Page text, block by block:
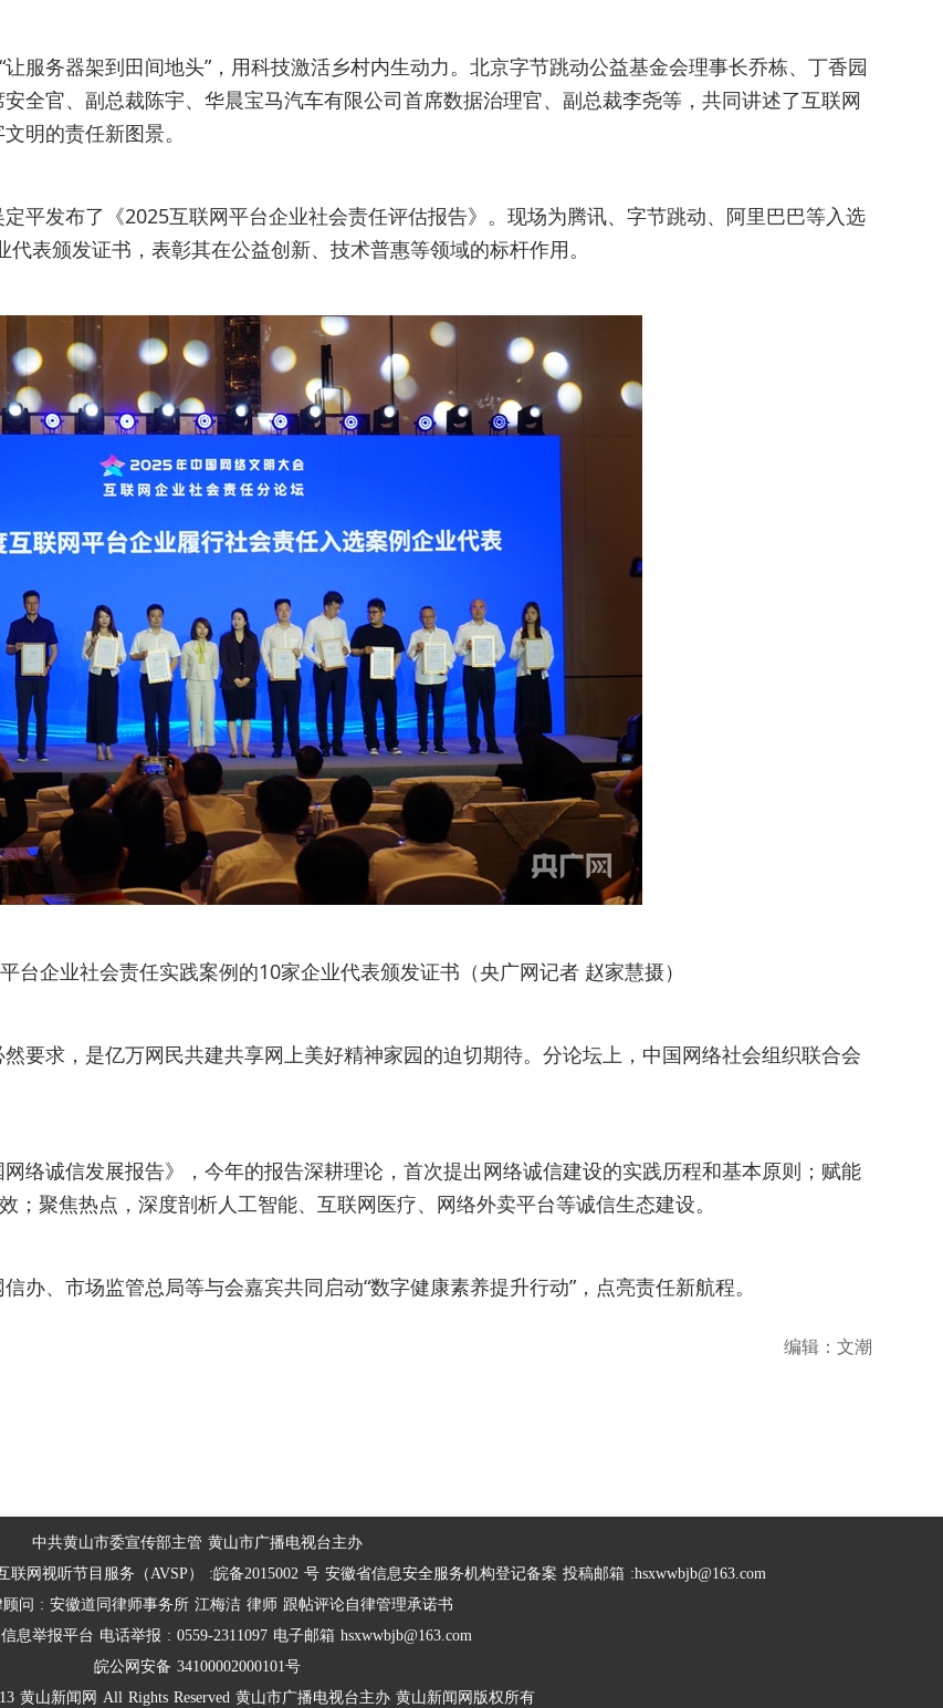
服务器架到田间地头”，用科技激活乡村内生动力。北京字节跳动公益基金会理事长乔栋、丁香园
全官、副总裁陈宇、华晨宝马汽车有限公司首席数据治理官、副总裁李尧等，共同讲述了互联网
明的责任新图景。
平发布了《2025互联网平台企业社会责任评估报告》。现场为腾讯、字节跳动、阿里巴巴等入选
表颁发证书，表彰其在公益创新、技术普惠等领域的标杆作用。
台企业社会责任实践案例的10家企业代表颁发证书（央广网记者 赵家慧摄）
要求，是亿万网民共建共享网上美好精神家园的迫切期待。分论坛上，中国网络社会组织联合会
络诚信发展报告》，今年的报告深耕理论，首次提出网络诚信建设的实践历程和基本原则；赋能
；聚焦热点，深度剖析人工智能、互联网医疗、网络外卖平台等诚信生态建设。
办、市场监管总局等与会嘉宾共同启动“数字健康素养提升行动”，点亮责任新航程。
编辑：文潮
中共黄山市委宣传部主管 黄山市广播电视台主办
联网视听节目服务（AVSP） :皖备2015002 号 安徽省信息安全服务机构登记备案 投稿邮箱 :hsxwwbjb@163.com
问 : 安徽道同律师事务所 江梅洁 律师 跟帖评论自律管理承诺书
息举报平台 电话举报 : 0559-2311097 电子邮箱 hsxwwbjb@163.com
皖公网安备 34100002000101号
黄山新闻网 All Rights Reserved 黄山市广播电视台主办 黄山新闻网版权所有